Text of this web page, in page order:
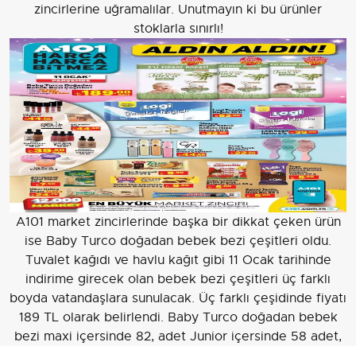
zincirlerine uğramalılar. Unutmayın ki bu ürünler
stoklarla sınırlı!
A101 market zincirlerinde başka bir dikkat çeken ürün
ise Baby Turco doğadan bebek bezi çeşitleri oldu.
Tuvalet kağıdı ve havlu kağıt gibi 11 Ocak tarihinde
indirime girecek olan bebek bezi çeşitleri üç farklı
boyda vatandaşlara sunulacak. Üç farklı çeşidinde fiyatı
189 TL olarak belirlendi. Baby Turco doğadan bebek
bezi maxi içersinde 82, adet Junior içersinde 58 adet,